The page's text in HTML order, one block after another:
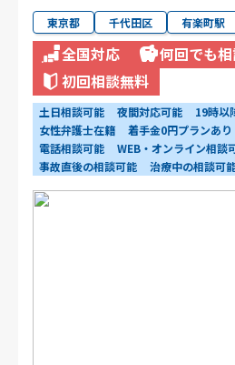
東京都 千代田区 有楽町駅
全国対応
何回でも
初回相談無料
土日相談可能 夜間対応可能 19時以
女性弁護士在籍
着手金0円プランあり
電話相談可能
WEB・オンライン相談
事故直後の相談可能
治療中の相談可